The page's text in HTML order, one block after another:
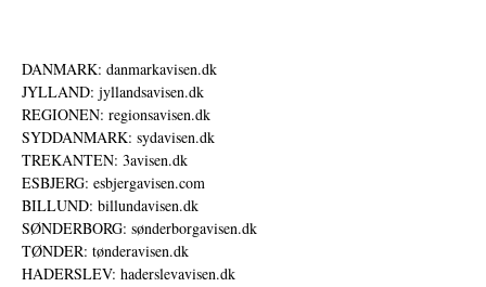
DANMARK: danmarkavisen.dk
JYLLAND: jyllandsavisen.dk
REGIONEN: regionsavisen.dk
SYDDANMARK: sydavisen.dk
TREKANTEN: 3avisen.dk
ESBJERG: esbjergavisen.com
BILLUND: billundavisen.dk
SØNDERBORG: sønderborgavisen.dk
TØNDER: tønderavisen.dk
HADERSLEV: haderslevavisen.dk